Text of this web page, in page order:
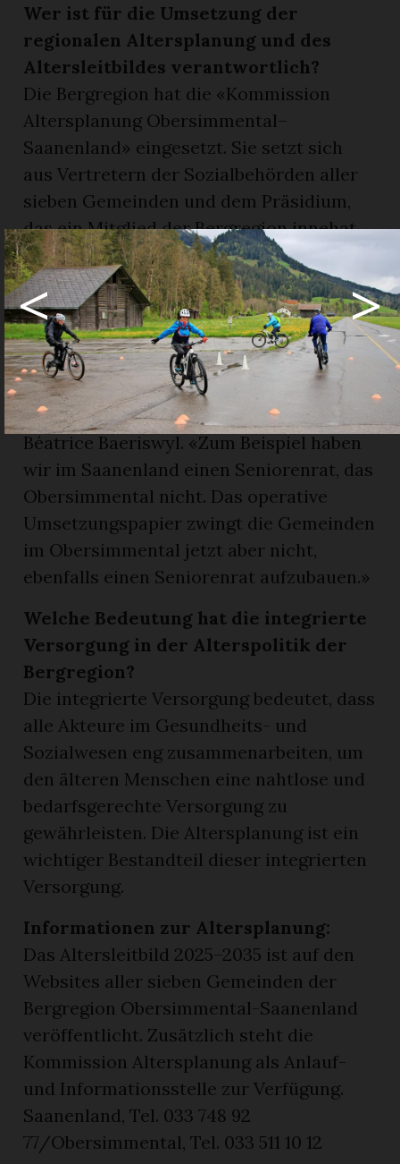
Wer ist für die Umsetzung der
regionalen Altersplanung und des
Altersleitbildes verantwortlich?
Die Bergregion hat die «Kommission
Altersplanung Obersimmental–
Saanenland» eingesetzt. Sie setzt sich
aus Vertretern der Sozialbehörden aller
sieben Gemeinden und dem Präsidium,
das ein Mitglied der Bergregion innehat,
zusammen. Die Kommission ist
verantwortlich für die Koordination der
Massnahmen im Bereich der
Altersplanung. «Jede Gemeinde ist jedoch
frei, ihre eigenen Schwerpunkte
umzusetzen und die Massnahmen an die
lokalen Bedürfnisse anzupassen», betont
Béatrice Baeriswyl. «Zum Beispiel haben
wir im Saanenland einen Seniorenrat, das
Obersimmental nicht. Das operative
Umsetzungspapier zwingt die Gemeinden
im Obersimmental jetzt aber nicht,
ebenfalls einen Seniorenrat aufzubauen.»
Welche Bedeutung hat die integrierte
Versorgung in der Alterspolitik der
Bergregion?
Die integrierte Versorgung bedeutet, dass
alle Akteure im Gesundheits- und
Sozialwesen eng zusammenarbeiten, um
den älteren Menschen eine nahtlose und
bedarfsgerechte Versorgung zu
gewährleisten. Die Altersplanung ist ein
wichtiger Bestandteil dieser integrierten
Versorgung.
Informationen zur Altersplanung:
Das Altersleitbild 2025–2035 ist auf den
Websites aller sieben Gemeinden der
Bergregion Obersimmental-Saanenland
veröffentlicht. Zusätzlich steht die
Kommission Altersplanung als Anlauf-
und Informationsstelle zur Verfügung.
Saanenland, Tel. 033 748 92
77/Obersimmental, Tel. 033 511 10 12
< >